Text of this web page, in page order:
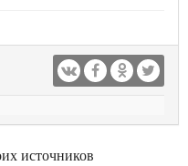
источников